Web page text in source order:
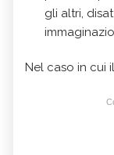
gli altri,
Nel caso in cui il